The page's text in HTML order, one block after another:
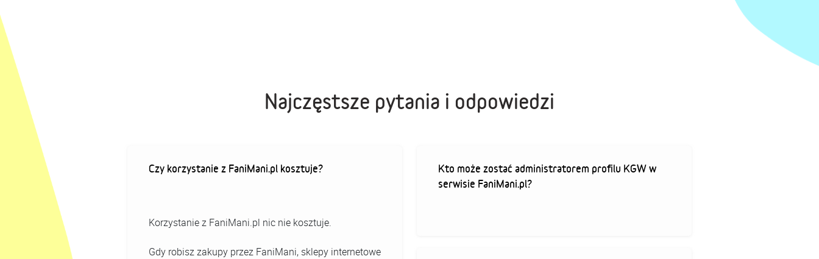
Najczęstsze pytania i odpowiedzi
Czy korzystanie z FaniMani.pl kosztuje?
Korzystanie z FaniMani.pl nic nie kosztuje.
Gdy robisz zakupy przez FaniMani, sklepy internetowe
Kto może zostać administratorem profilu KGW w
serwisie FaniMani.pl?